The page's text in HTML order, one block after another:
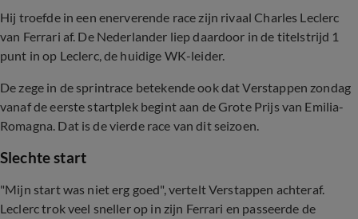
Hij troefde in een enerverende race zijn rivaal Charles Leclerc
van Ferrari af. De Nederlander liep daardoor in de titelstrijd 1
punt in op Leclerc, de huidige WK-leider.
De zege in de sprintrace betekende ook dat Verstappen zondag
vanaf de eerste startplek begint aan de Grote Prijs van Emilia-
Romagna. Dat is de vierde race van dit seizoen.
Slechte start
"Mijn start was niet erg goed", vertelt Verstappen achteraf.
Leclerc trok veel sneller op in zijn Ferrari en passeerde de